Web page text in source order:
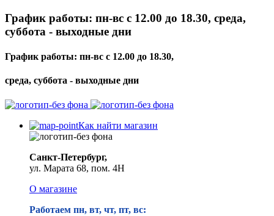
График работы: пн-вс с 12.00 до 18.30, среда,
суббота - выходные дни
График работы: пн-вс с 12.00 до 18.30,
среда, суббота - выходные дни
Как найти магазин
Санкт-Петербург,
ул. Марата 68, пом. 4Н
О магазине
Работаем пн, вт, чт, пт, вс: